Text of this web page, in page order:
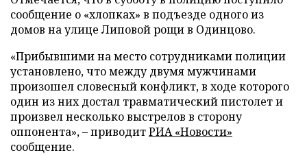
сообщение о «хлопках» в подъезде одного из
домов на улице Липовой рощи в Одинцово.
«Прибывшими на место сотрудниками полиции
установлено, что между двумя мужчинами
произошел словесный конфликт, в ходе которого
один из них достал травматический пистолет и
произвел несколько выстрелов в сторону
оппонента», – приводитРИА «Новости»
сообщение.